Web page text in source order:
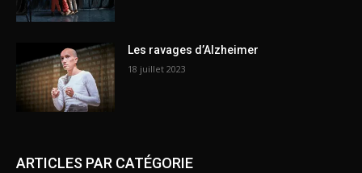
Les ravages d’Alzheimer
18 juillet 2023
ARTICLES PAR CATÉGORIE